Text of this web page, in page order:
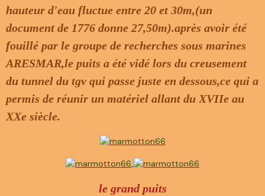
hauteur d'eau fluctue entre 20 et 30m,(un
document de 1776 donne 27,50m).après avoir été
fouillé par le groupe de recherches sous marines
ARESMAR,le puits a été vidé lors du creusement
du tunnel du tgv qui passe juste en dessous,ce qui a
permis de réunir un matériel allant du XVIIe au
XXe siècle.
le grand puits